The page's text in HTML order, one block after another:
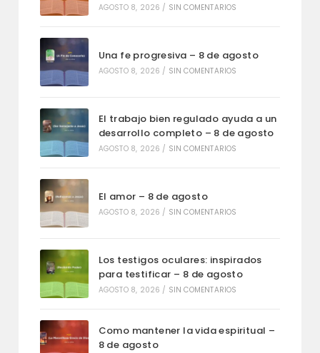
AGOSTO 8, 2026 / SIN COMENTARIOS
Una fe progresiva – 8 de agosto
AGOSTO 8, 2026 / SIN COMENTARIOS
El trabajo bien regulado ayuda a un
desarrollo completo – 8 de agosto
AGOSTO 8, 2026 / SIN COMENTARIOS
El amor – 8 de agosto
AGOSTO 8, 2026 / SIN COMENTARIOS
Los testigos oculares: inspirados
para testificar – 8 de agosto
AGOSTO 8, 2026 / SIN COMENTARIOS
Como mantener la vida espiritual –
8 de agosto